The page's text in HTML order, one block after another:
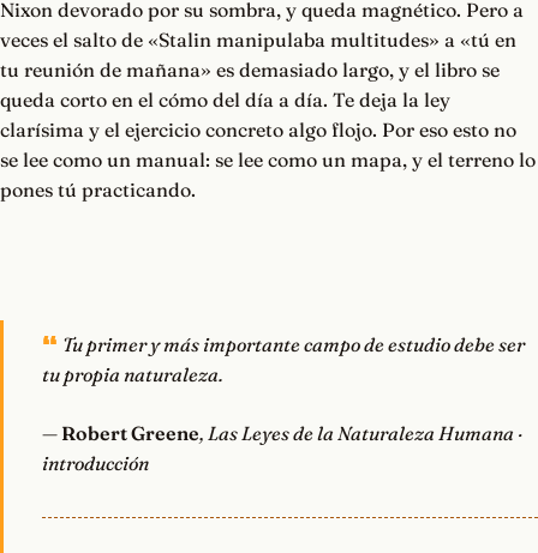
Nixon devorado por su sombra, y queda magnético. Pero a
veces el salto de «Stalin manipulaba multitudes» a «tú en
tu reunión de mañana» es demasiado largo, y el libro se
queda corto en el cómo del día a día. Te deja la ley
clarísima y el ejercicio concreto algo flojo. Por eso esto no
se lee como un manual: se lee como un mapa, y el terreno lo
pones tú practicando.
Tu primer y más importante campo de estudio debe ser
tu propia naturaleza.
— Robert Greene, Las Leyes de la Naturaleza Humana ·
introducción